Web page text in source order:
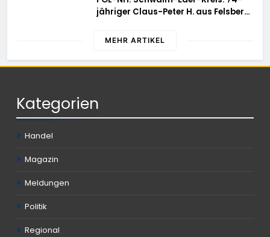
jähriger Claus-Peter H. aus Felsberg
MEHR ARTIKEL
Kategorien
Handel
Magazin
Meldungen
Politik
Regional